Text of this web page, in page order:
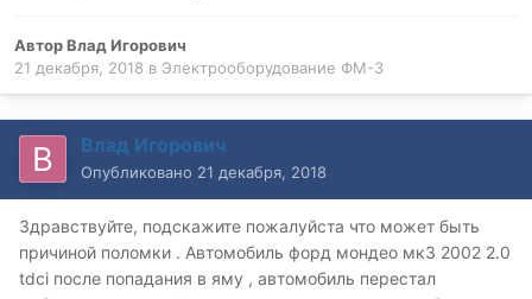
АвторВлад Игорович
21 декабря, 2018 в Электрооборудование ФМ-3
Влад Игорович
Опубликовано 21 декабря, 2018
Здравствуйте, подскажите пожалуйста что может быть
причиной поломки . Автомобиль форд мондео мк3 2002 2.0
tdci после попадания в яму , автомобиль перестал